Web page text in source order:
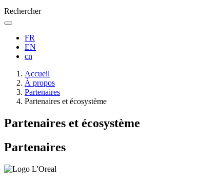
Rechercher
FR
EN
cn
d'Ariane
Accueil
À propos
Partenaires
Partenaires et écosystème
Partenaires et écosystème
Partenaires